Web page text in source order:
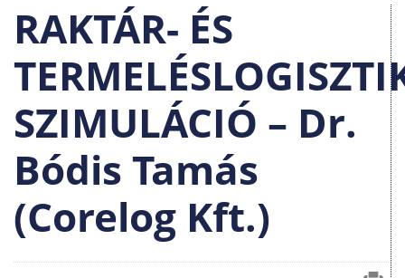
RAKTÁR- ÉS
SZIMULÁCIÓ – Dr.
Bódis Tamás
(Corelog Kft.)